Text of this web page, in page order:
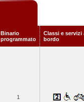
Binario
programmato
Classi e servizi
bordo
1